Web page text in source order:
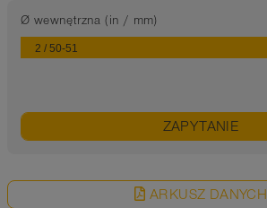
Ø wewnętrzna (in / mm)
ZAPYTANIE
ARKUSZ DANYCH